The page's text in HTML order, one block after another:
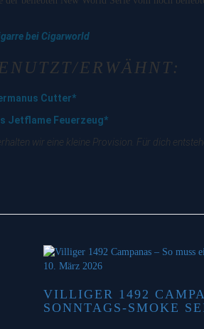
bei Cigarworld
ERWÄHNT:
Cutter*
Jetflame Feuerzeug*
wir eine kleine Provision. Für dich
10. März 2026
VILLIGER 1492
SONNTAGS-SMOKE